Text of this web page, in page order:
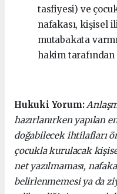
tasfiyesi) ve
nafakası, kişisel
mutabakata
hakim tarafından
Hukuki Yorum:
hazırlanırken yapılan
doğabilecek ihtilafları
çocukla kurulacak
net yazılmaması,
belirlenmemesi ya da